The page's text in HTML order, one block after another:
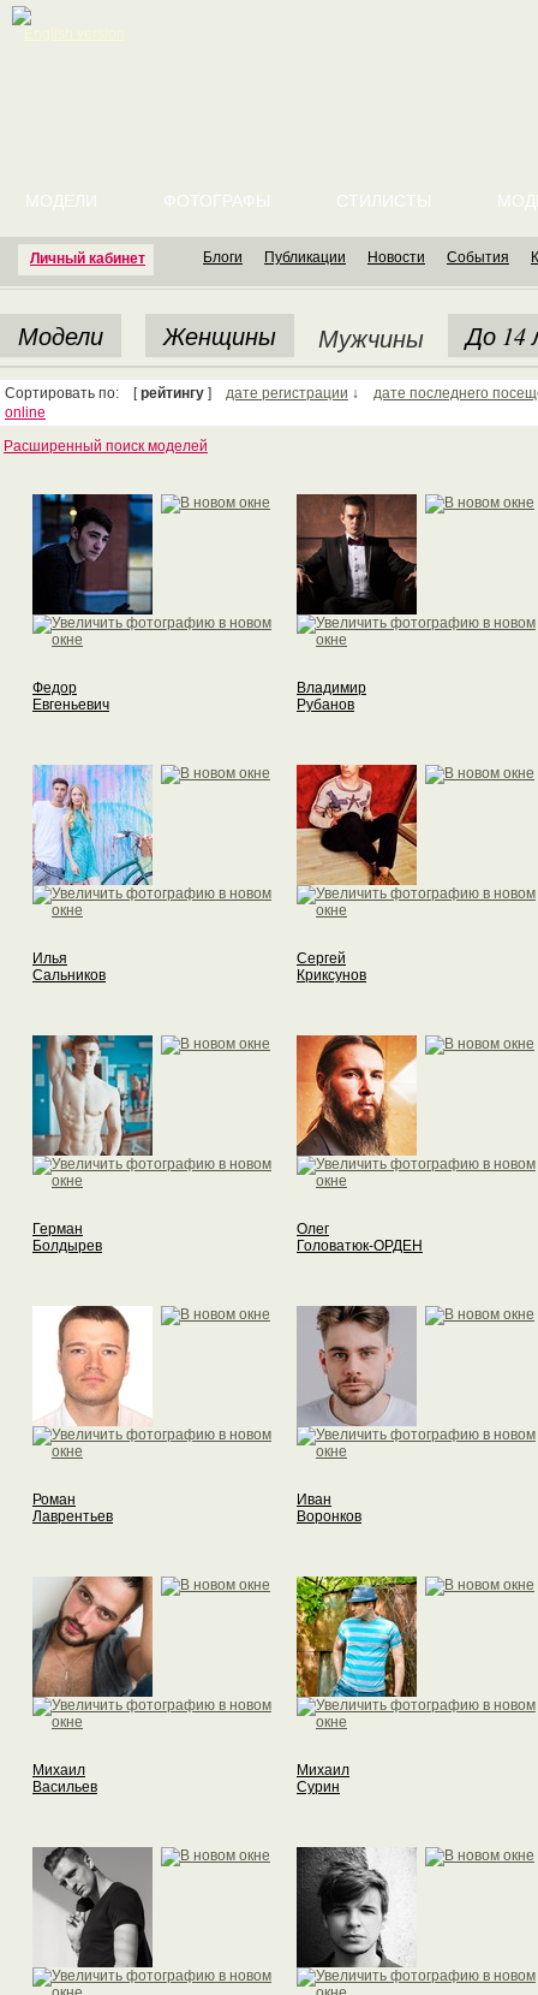
Личный кабинет
МОДЕЛИ ФОТОГРАФЫ СТИЛИСТЫ
Блоги Публикации Новости События
Модели Женщины Мужчины До 14
Сортировать по: [рейтингу ] дате регистрации ↓ дате последнего
online
Расширенный поиск моделей
Федор
Евгеньевич
Владимир
Рубанов
Илья
Сальников
Сергей
Криксунов
Герман
Болдырев
Олег
Головатюк-ОРДЕН
Роман
Лаврентьев
Иван
Воронков
Михаил
Васильев
Михаил
Сурин